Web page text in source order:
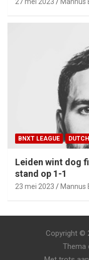
BNXT LEAGUE
Leiden wint dog
stand op 1-1
23 mei 2023 Mannus
Copyright ©
Thema